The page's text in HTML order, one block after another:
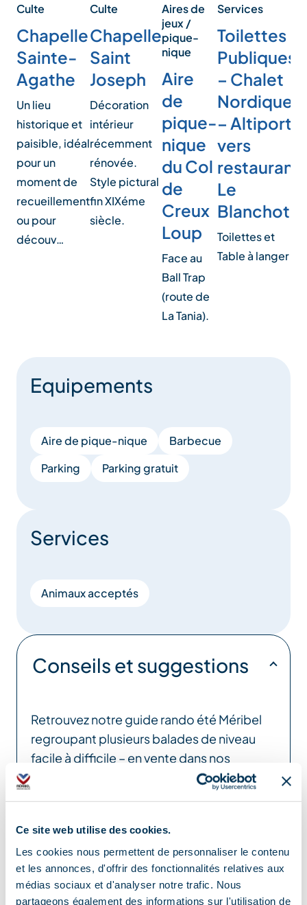
Ce site web utilise des cookies.
Les cookies nous permettent de personnaliser le contenu
et les annonces, d'offrir des fonctionnalités relatives aux
médias sociaux et d'analyser notre trafic. Nous
partageons également des informations sur l'utilisation de
Culte
Chapelle
Sainte-
Agathe
Un lieu
historique et
paisible, idéal
pour un
moment de
recueillement
ou pour
découv…
Culte
Chapelle
Saint
Joseph
Décoration
intérieur
récemment
rénovée.
Style pictural
fin XIXéme
siècle.
Aires de
jeux /
pique-
nique
Aire
de
pique-
nique
du Col
de
Creux
Loup
Face au
Ball Trap
(route de
La Tania).
Services
Toilettes
Publiques
– Chalet
Nordique
– Altiport
vers
restaurant
Le
Blanchot
Toilettes et
Table à langer
Equipements
Aire de pique-nique
Barbecue
Parking
Parking gratuit
Services
Animaux acceptés
Conseils et suggestions
Retrouvez notre guide rando été Méribel
regroupant plusieurs balades de niveau
facile à difficile – en vente dans nos
Localisation